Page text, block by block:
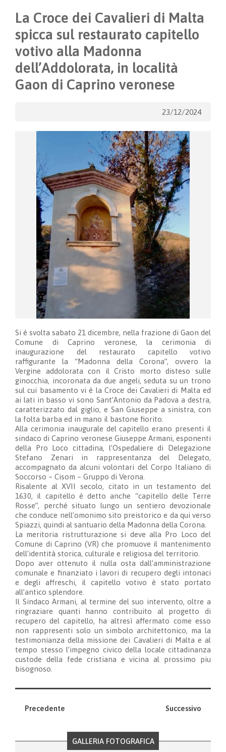
La Croce dei Cavalieri di Malta
spicca sul restaurato capitello
votivo alla Madonna
dell’Addolorata, in località
Gaon di Caprino veronese
23/12/2024
Si è svolta sabato 21 dicembre, nella frazione di Gaon del
Comune di Caprino veronese, la cerimonia di
inaugurazione del restaurato capitello votivo
raffigurante la “Madonna della Corona”, ovvero la
Vergine addolorata con il Cristo morto disteso sulle
ginocchia, incoronata da due angeli, seduta su un trono
sul cui basamento vi è la Croce dei Cavalieri di Malta ed
ai lati in basso vi sono Sant’Antonio da Padova a destra,
caratterizzato dal giglio, e San Giuseppe a sinistra, con
la folta barba ed in mano il bastone fiorito.
Alla cerimonia inaugurale del capitello erano presenti il
sindaco di Caprino veronese Giuseppe Armani, esponenti
della Pro Loco cittadina, l’Ospedaliere di Delegazione
Stefano Zenari in rappresentanza del Delegato,
accompagnato da alcuni volontari del Corpo Italiano di
Soccorso – Cisom – Gruppo di Verona.
Risalente al XVII secolo, citato in un testamento del
1630, il capitello è detto anche “capitello delle Terre
Rosse”, perché situato lungo un sentiero devozionale
che conduce nell’omonimo sito preistorico e da qui verso
Spiazzi, quindi al santuario della Madonna della Corona.
La meritoria ristrutturazione si deve alla Pro Loco del
Comune di Caprino (VR) che promuove il mantenimento
dell’identità storica, culturale e religiosa del territorio.
Dopo aver ottenuto il nulla osta dall’amministrazione
comunale e finanziato i lavori di recupero degli intonaci
e degli affreschi, il capitello votivo è stato portato
all’antico splendore.
Il Sindaco Armani, al termine del suo intervento, oltre a
ringraziare quanti hanno contribuito al progetto di
recupero del capitello, ha altresì affermato come esso
non rappresenti solo un simbolo architettonico, ma la
testimonianza della missione dei Cavalieri di Malta e al
tempo stesso l’impegno civico della locale cittadinanza
custode della fede cristiana e vicina al prossimo piu
bisognoso.
Precedente Successivo
GALLERIA FOTOGRAFICA